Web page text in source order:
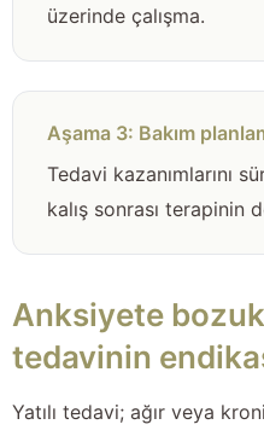
üzerinde çalışma.
Aşama 3: Bakım
Tedavi kazanımlarını
kalış sonrası terapinin
Anksiyete
tedavinin
Yatılı tedavi; ağır veya